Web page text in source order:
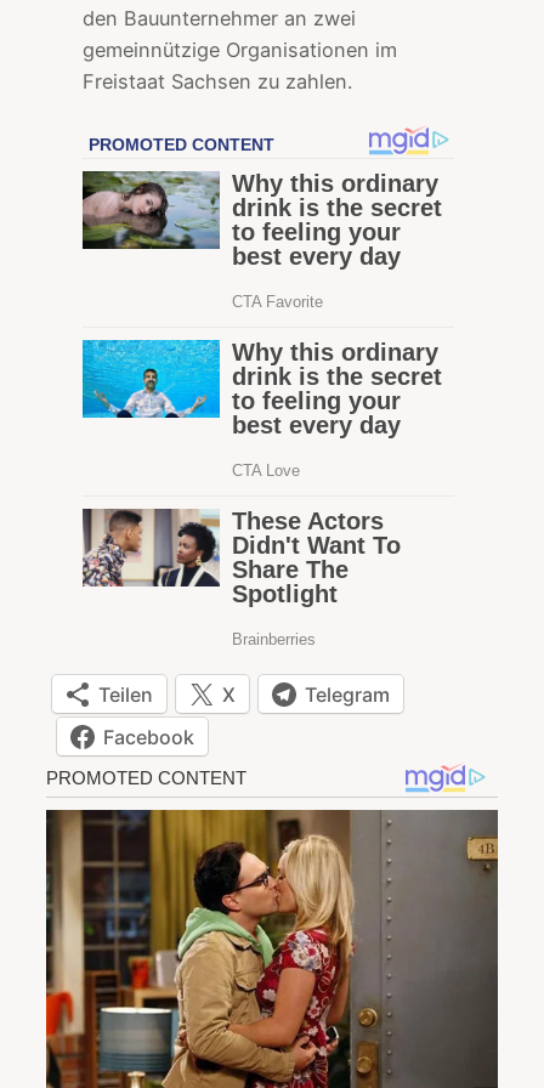
den Bauunternehmer an zwei
gemeinnützige Organisationen im
Freistaat Sachsen zu zahlen.
Teilen X
Telegram
Facebook